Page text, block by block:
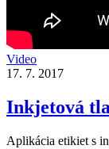
Video
17. 7. 2017
Inkjetová
Aplikácia etikiet s